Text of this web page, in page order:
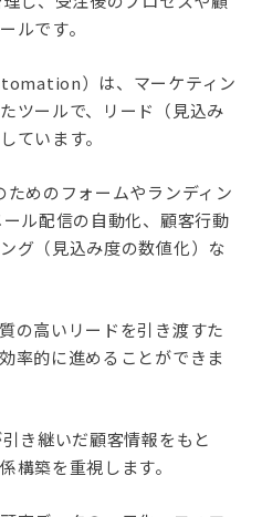
ルです。
）は、マーケティン
ツールで、リード（見込み
ています。
めのフォームやランディン
ル配信の自動化、顧客行動
グ（見込み度の数値化）な
の高いリードを引き渡すた
率的に進めることができま
き継いだ顧客情報をもと
構築を重視します。